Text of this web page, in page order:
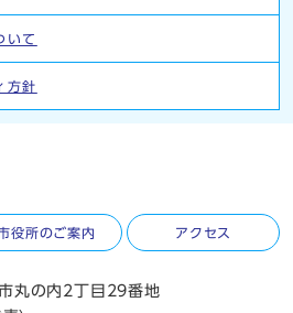
いて
方針
役所のご案内 アクセス
丸の内2丁目29番地